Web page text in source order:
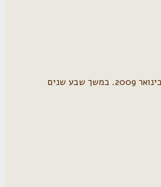
היום יסגר שרת הבלוגים של נענע10, ישראבלוג לצמיתות. גיביתי הכל לאורך הדרך, יש לי בלוג חדש ועדיין אני מרגישה שאני רוצה להגיד על העניין כמה מילים. את הבלוג שלי פתחתי בינואר 2009. במשך שבע שנים